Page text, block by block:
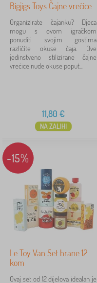
Bigjigs Toys Čajne vrećice
Organizirate čajanku? Djeca
mogu s ovom igračkom
ponuditi svojim gostima
različite okuse čaja. Ove
jedinstveno stilizirane čajne
vrećice nude okuse poput...
11,80 €
NA ZALIHI
-15%
Le Toy Van Set hrane 12
kom
Ovaj set od 12 dijelova idealan je